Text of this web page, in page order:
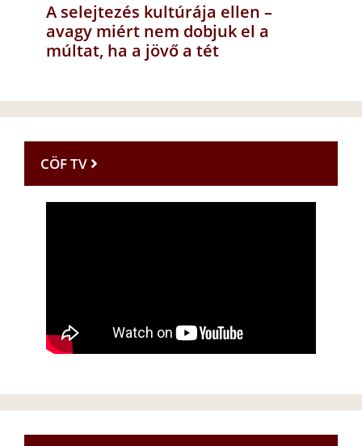
A selejtezés kultúrája ellen –
avagy miért nem dobjuk el a
múltat, ha a jövő a tét
CÖF TV